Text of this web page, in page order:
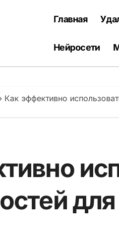
Главная
Нейросети
Как эффективно